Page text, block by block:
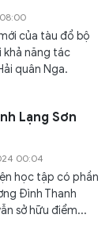
của tàu đổ bộ
khả năng tác
quân Nga.
Lạng Sơn
00:04
học tập có phần
Đình Thanh
sở hữu điểm...